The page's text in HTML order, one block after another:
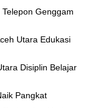
Genggam
Utara Edukasi
Disiplin Belajar
Pangkat